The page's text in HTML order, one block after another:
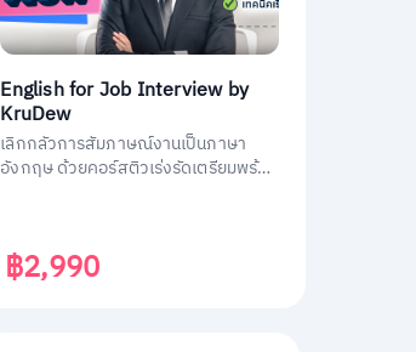
English for Job Interview by
KruDew
เลิกกลัวการสัมภาษณ์งานเป็นภาษา
อังกฤษ ด้วยคอร์สติวเร่งรัดเตรียมพร้อม
฿2,990